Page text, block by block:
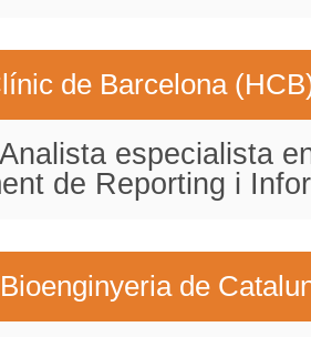
de Barcelona
especialista
de Reporting i
de